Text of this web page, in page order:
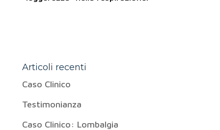
Articoli recenti
Caso Clinico
Testimonianza
Caso Clinico: Lombalgia